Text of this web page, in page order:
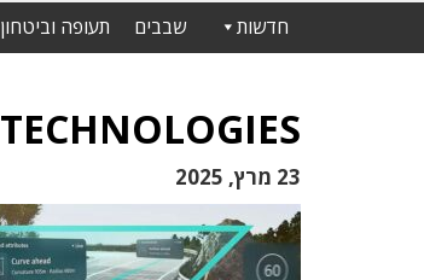
חדשות שבבים תעופה וביטחון
23 מרץ, 2025